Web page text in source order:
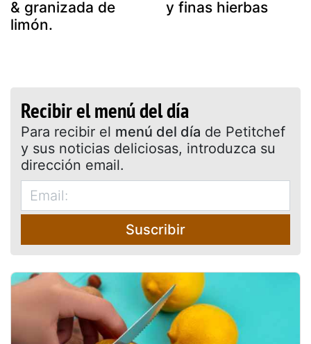
& granizada de
limón.
y finas hierbas
Recibir el menú del día
Para recibir el menú del día de Petitchef
y sus noticias deliciosas, introduzca su
dirección email.
Suscribir